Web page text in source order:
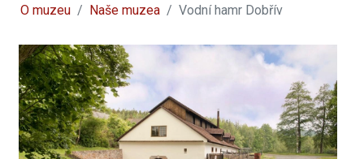
O muzeu Naše muzea Vodní hamr Dobřív